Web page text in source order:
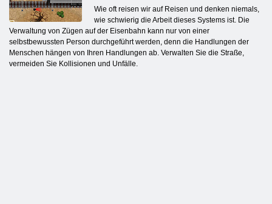
Wie oft reisen wir auf Reisen und denken niemals,
wie schwierig die Arbeit dieses Systems ist. Die
Verwaltung von Zügen auf der Eisenbahn kann nur von einer
selbstbewussten Person durchgeführt werden, denn die Handlungen der
Menschen hängen von Ihren Handlungen ab. Verwalten Sie die Straße,
vermeiden Sie Kollisionen und Unfälle.